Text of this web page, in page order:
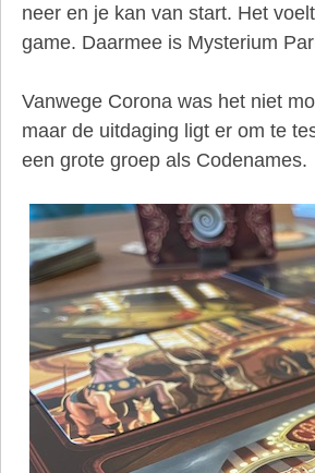
neer en je kan van start. Het
game. Daarmee is Mysterium
Vanwege Corona was het niet
maar de uitdaging ligt er om te
een grote groep als Codenames.